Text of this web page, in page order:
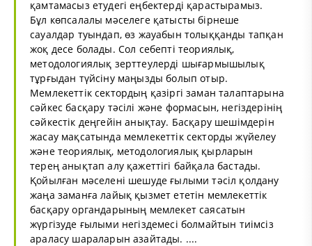
қамтамасыз етудегі еңбектерді қарастырамыз.
Бұл көпсалалы мәселеге қатысты бірнеше
сауалдар туындап, өз жауабын толыққанды тапқан
жоқ десе болады. Сол себепті теориялық,
методологиялық зерттеулерді шығармышылық
тұрғыдан түйсіну маңызды болып отыр.
Мемлекеттік сектордың қазіргі заман талаптарына
сәйкес басқару тәсілі және формасын, негіздерінің
сәйкестік деңгейін анықтау. Басқару шешімдерін
жасау мақсатында мемлекеттік секторды жүйелеу
және теориялық, методологиялық қырларын
терең анықтап алу қажеттігі байқала бастады.
Қойылған мәселені шешуде ғылыми тәсіл қолдану
жаңа заманға лайық қызмет ететін мемлекеттік
басқару органдарының мемлекет саясатын
жүргізуде ғылыми негіздемесі болмайтын тиімсіз
араласу шараларын азайтады. ....